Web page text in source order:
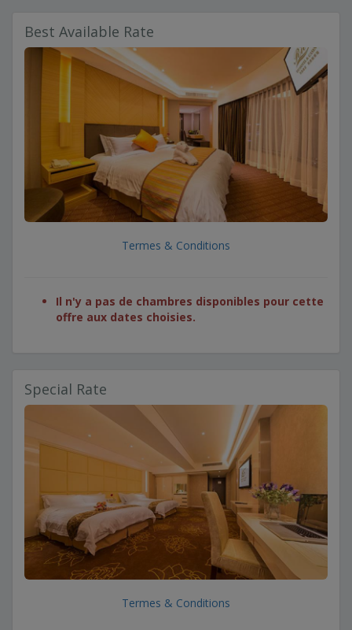
Best Available Rate
Termes & Conditions
Il n'y a pas de chambres disponibles pour cette
offre aux dates choisies.
Special Rate
Termes & Conditions